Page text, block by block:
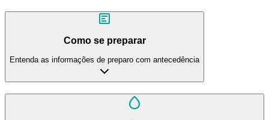
Como se preparar
Entenda as informações de preparo com antecedência